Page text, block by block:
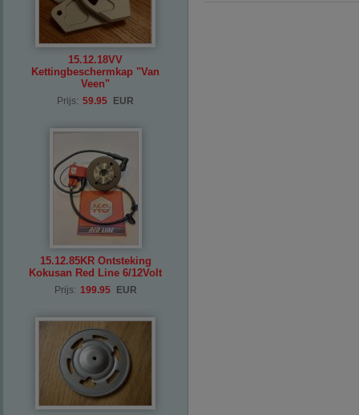
15.12.18VV
Kettingbeschermkap "Van
Veen"
Prijs: 59.95 EUR
15.12.85KR Ontsteking
Kokusan Red Line 6/12Volt
Prijs: 199.95 EUR